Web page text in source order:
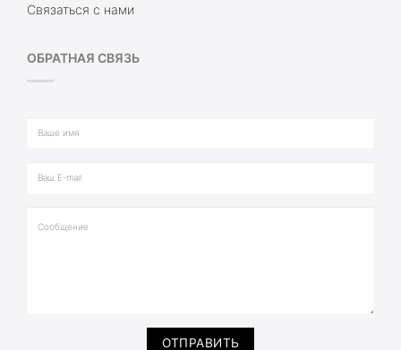
Связаться с нами
ОБРАТНАЯ СВЯЗЬ
ОТПРАВИТЬ